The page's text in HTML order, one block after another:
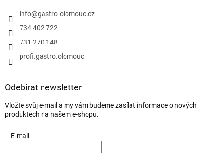
info@gastro-olomouc.cz
734 402 722
731 270 148
profi.gastro.olomouc
Odebírat newsletter
Vložte svůj e-mail a my vám budeme zasílat informace o nových
produktech na našem e-shopu.
E-mail